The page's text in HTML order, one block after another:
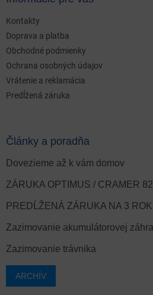
Kontakty
Doprava a platba
Obchodné podmienky
Ochrana osobných údajov
Vrátenie a reklamácia
Predĺžená záruka
Články a poradňa
Dovezieme až k vám domov
ZÁRUKA OPTIMUS / CRAMER
PREDĹŽENÁ ZÁRUKA NA 3
Zazimovanie akumulátorovej
Zazimovanie trávnika
ARCHÍV